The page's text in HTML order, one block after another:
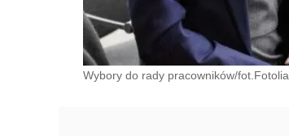
Wybory do rady pracowników/fot.Fotolia